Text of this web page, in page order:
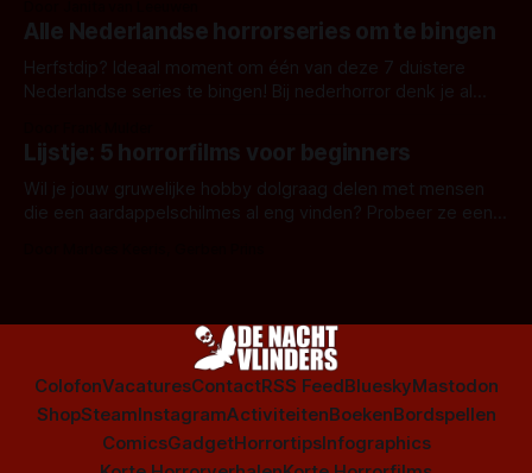
Alle Nederlandse horrorseries om te bingen
Herfstdip? Ideaal moment om één van deze 7 duistere
Nederlandse series te bingen! Bij nederhorror denk je al
Amsterdamned of The Johnsons. Maar Nederlandse horror
is niet beperkt tot films. Hier een aantal Nederlandse tv-
series uit het duistere of horrorgenre. Als
Lijstje: 5 horrorfilms voor beginners
Wil je jouw gruwelijke hobby dolgraag delen met mensen
die een aardappelschilmes al eng vinden? Probeer ze eens
ColofonVacaturesContactRSS FeedBlueskyMastodon
ShopSteamInstagramActiviteitenBoekenBordspellen
ComicsGadgetHorrortipsInfographics